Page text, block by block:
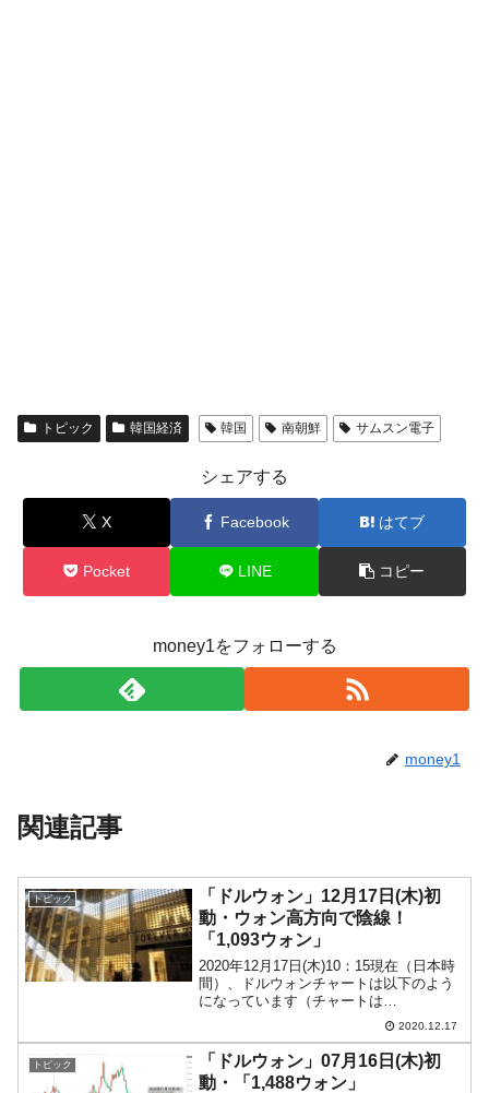
トピック 韓国経済 韓国 南朝鮮 サムスン電子
シェアする
X Facebook はてブ
Pocket LINE コピー
money1をフォローする
money1
関連記事
トピック
「ドルウォン」12月17日(木)初
動・ウォン高方向で陰線！
「1,093ウォン」
2020年12月17日(木)10：15現在（日本時
間）、ドルウォンチャートは以下のよう
になっています（チャートは
『Investing.com』より引用：以下同）。
ギャップアップして始まりましたが現在
は陰線で、「1ドル＝1,093ウォン」と
な...
2020.12.17
トピック
「ドルウォン」07月16日(木)初
動・「1,488ウォン」